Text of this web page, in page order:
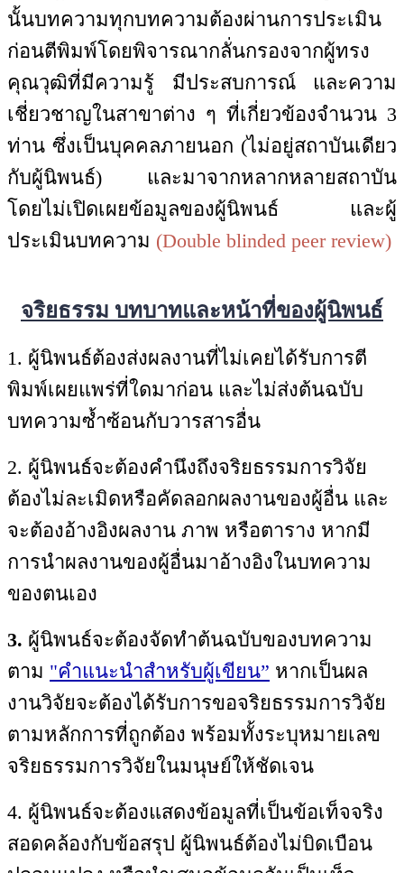
นั้นบทความทุกบทความต้องผ่านการประเมิน
ก่อนตีพิมพ์โดยพิจารณากลั่นกรองจากผู้ทรง
คุณวุฒิที่มีความรู้ มีประสบการณ์ และความ
เชี่ยวชาญในสาขาต่าง ๆ ที่เกี่ยวข้องจำนวน 3
ท่าน ซึ่งเป็นบุคคลภายนอก (ไม่อยู่สถาบันเดียว
กับผู้นิพนธ์) และมาจากหลากหลายสถาบัน
โดยไม่เปิดเผยข้อมูลของผู้นิพนธ์ และผู้
ประเมินบทความ (Double blinded peer review)
จริยธรรม บทบาทและหน้าที่ของผู้นิพนธ์
1. ผู้นิพนธ์ต้องส่งผลงานที่ไม่เคยได้รับการตี
พิมพ์เผยแพร่ที่ใดมาก่อน และไม่ส่งต้นฉบับ
บทความซ้ำซ้อนกับวารสารอื่น
2. ผู้นิพนธ์จะต้องคำนึงถึงจริยธรรมการวิจัย
ต้องไม่ละเมิดหรือคัดลอกผลงานของผู้อื่น และ
จะต้องอ้างอิงผลงาน ภาพ หรือตาราง หากมี
การนำผลงานของผู้อื่นมาอ้างอิงในบทความ
ของตนเอง
3. ผู้นิพนธ์จะต้องจัดทำต้นฉบับของบทความ
ตาม "คำแนะนำสำหรับผู้เขียน” หากเป็นผล
งานวิจัยจะต้องได้รับการขอจริยธรรมการวิจัย
ตามหลักการที่ถูกต้อง พร้อมทั้งระบุหมายเลข
จริยธรรมการวิจัยในมนุษย์ให้ชัดเจน
4. ผู้นิพนธ์จะต้องแสดงข้อมูลที่เป็นข้อเท็จจริง
สอดคล้องกับข้อสรุป ผู้นิพนธ์ต้องไม่บิดเบือน